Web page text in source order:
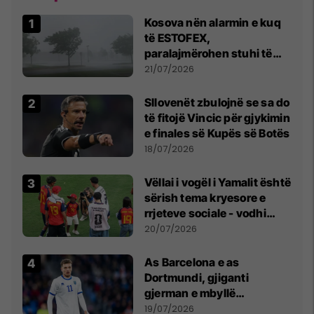
Kosova nën alarmin e kuq
të ESTOFEX,
paralajmërohen stuhi të
fuqishme me breshër dhe
21/07/2026
Sllovenët zbulojnë se sa do
të fitojë Vincic për gjykimin
e finales së Kupës së Botës
18/07/2026
Vëllai i vogël i Yamalit është
sërish tema kryesore e
rrjeteve sociale - vodhi
vëmendjen pas finales së
20/07/2026
As Barcelona e as
Dortmundi, gjiganti
gjerman e mbyllë
marrëveshjen për Fisnik
19/07/2026